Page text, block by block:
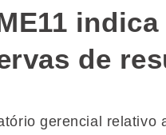
de
gerencial relativo